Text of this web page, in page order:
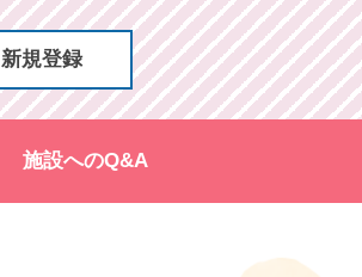
新規登録
施設へのQ&A